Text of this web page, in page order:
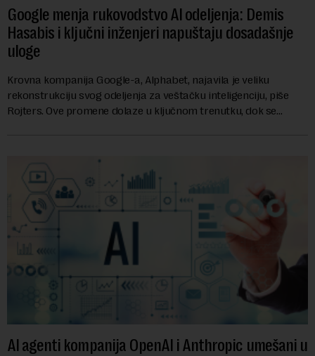
Google menja rukovodstvo AI odeljenja: Demis
Hasabis i ključni inženjeri napuštaju dosadašnje
uloge
Krovna kompanija Google-a, Alphabet, najavila je veliku
rekonstrukciju svog odeljenja za veštačku inteligenciju, piše
Rojters. Ove promene dolaze u ključnom trenutku, dok se
AI agenti kompanija OpenAI i Anthropic umešani u